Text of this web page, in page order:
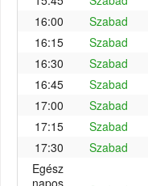
16:00
Szabad
16:15
Szabad
16:30
Szabad
16:45
Szabad
17:00
Szabad
17:15
Szabad
17:30
Szabad
Egész